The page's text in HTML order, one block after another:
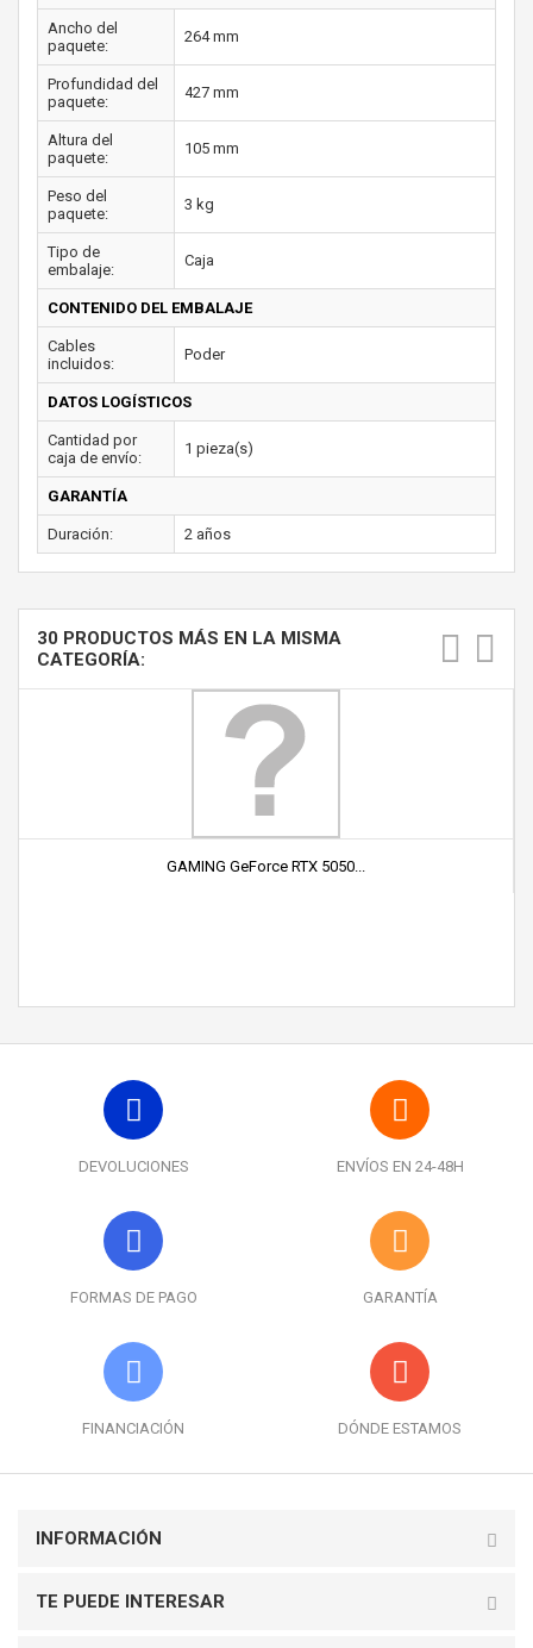
Ancho del
paquete:
264 mm
Profundidad del
paquete:
427 mm
Altura del
paquete:
105 mm
Peso del
paquete:
3 kg
Tipo de
embalaje:
Caja
CONTENIDO DEL EMBALAJE
Cables
incluidos:
Poder
DATOS LOGÍSTICOS
Cantidad por
caja de envío:
1 pieza(s)
GARANTÍA
Duración: 2 años
30 PRODUCTOS MÁS EN LA MISMA
CATEGORÍA:
GAMING GeForce RTX 5050...
DEVOLUCIONES ENVÍOS EN 24-48H
FORMAS DE PAGO GARANTÍA
FINANCIACIÓN DÓNDE ESTAMOS
INFORMACIÓN
TE PUEDE INTERESAR